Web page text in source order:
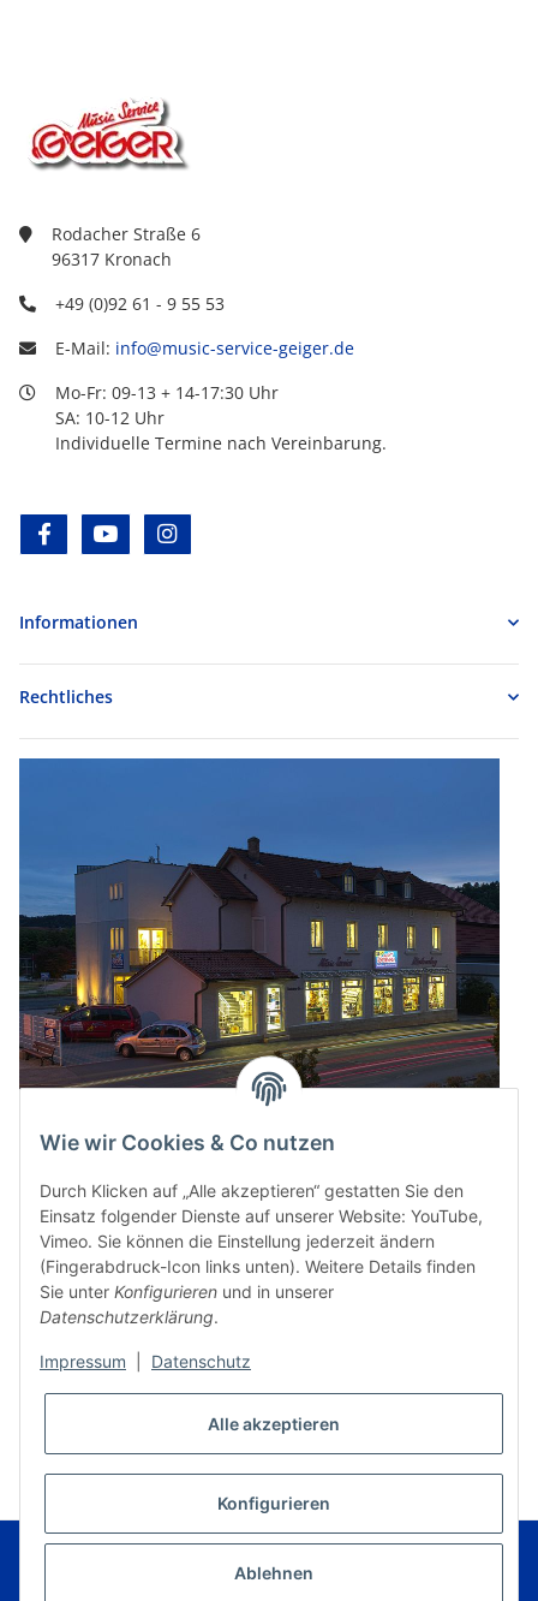
Wie wir Cookies & Co nutzen
Durch Klicken auf „Alle akzeptieren“ gestatten Sie den
Einsatz folgender Dienste auf unserer Website: YouTube,
Vimeo. Sie können die Einstellung jederzeit ändern
(Fingerabdruck-Icon links unten). Weitere Details finden
Sie unter Konfigurieren und in unserer
Datenschutzerklärung.
Impressum Datenschutz
Alle akzeptieren
Konfigurieren
Ablehnen
Rodacher Straße 6
96317 Kronach
+49 (0)92 61 - 9 55 53
E-Mail: info@music-service-geiger.de
Mo-Fr: 09-13 + 14-17:30 Uhr
SA: 10-12 Uhr
Individuelle Termine nach Vereinbarung.
facebookyoutube
Informationen
Rechtliches
* Alle Preise inkl. gesetzlicher USt., zzgl.
VERTRAG WIDERRUFEN
© Music Service Geiger e.K. - Kronach - Germany
JTL-Shop|FIRE JTL-Shop Template